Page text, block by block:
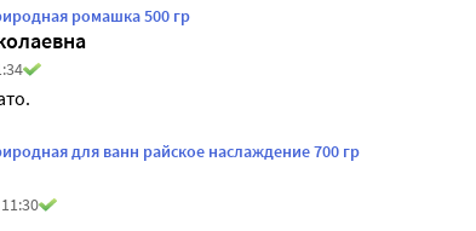
ромашка 500 гр
для ванн райское наслаждение 700 гр